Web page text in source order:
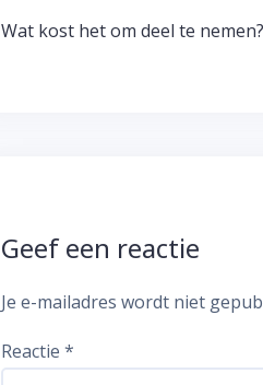
Bericht
Wat kost het om deel te nemen?
Geef een reactie
Je e-mailadres wordt niet
Reactie *